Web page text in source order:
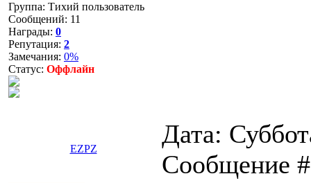
Группа: Тихий пользователь
Сообщений: 11
Награды: 0
Репутация: 2
Замечания: 0%
Статус: Оффлайн
EZPZ
Дата:
Сообщение